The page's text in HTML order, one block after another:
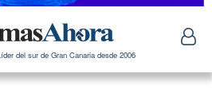
del sur de Gran Canaria desde 2006